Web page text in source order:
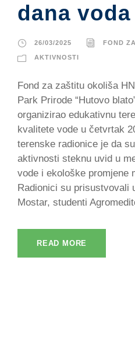
dana voda
26/03/2025 FOND
AKTIVNOSTI
Fond za zaštitu okoliša
Park Prirode “Hutovo
organizirao edukativnu
kvalitete vode u četvrtak
terenske radionice je da
aktivnosti steknu uvid u
vode i ekološke promjene
Radionici su prisustvovali
Mostar, studenti
READ MORE